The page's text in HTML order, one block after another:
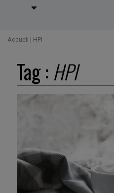
Accueil | HPI
Tag : HPI